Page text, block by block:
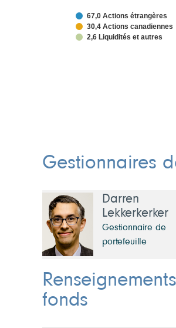
67,0 Actions étrangères
30,4 Actions canadiennes
2,6 Liquidités et autres
Gestionnaires
Darren
Lekkerkerker
Gestionnaire de
portefeuille
fonds